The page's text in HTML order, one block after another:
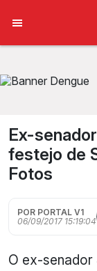
Ex-
festejo de
Fotos
POR PORTAL V1
06/09/2017 15:19:04
O ex-senador